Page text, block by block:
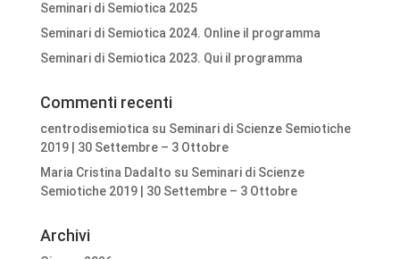
Seminari di Semiotica 2025
Seminari di Semiotica 2024. Online il programma
Seminari di Semiotica 2023. Qui il programma
Commenti recenti
centrodisemiotica su Seminari di Scienze Semiotiche
2019 | 30 Settembre – 3 Ottobre
Maria Cristina Dadalto su Seminari di Scienze
Semiotiche 2019 | 30 Settembre – 3 Ottobre
Archivi